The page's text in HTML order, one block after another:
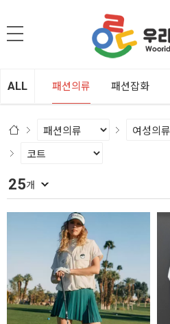
ALL 패션의류 패션잡화
25개